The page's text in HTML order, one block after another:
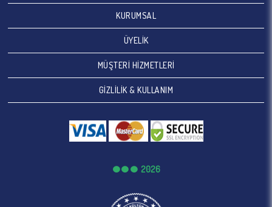
KURUMSAL
ÜYELİK
MÜŞTERİ HİZMETLERİ
GİZLİLİK & KULLANIM
2026